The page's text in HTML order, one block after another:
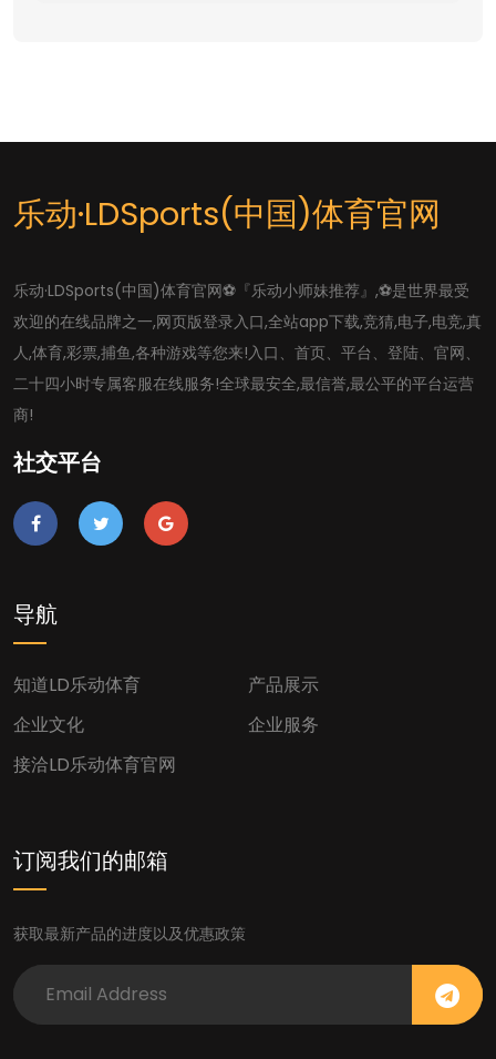
乐动·LDSports(中国)体育官网
乐动·LDSports(中国)体育官网⚽️『乐动小师妹推荐』,⚽️是世界最受
欢迎的在线品牌之一,网页版登录入口,全站app下载,竞猜,电子,电竞,真
人,体育,彩票,捕鱼,各种游戏等您来!入口、首页、平台、登陆、官网、
二十四小时专属客服在线服务!全球最安全,最信誉,最公平的平台运营
商!
社交平台
导航
知道LD乐动体育
产品展示
企业文化
企业服务
接洽LD乐动体育官网
订阅我们的邮箱
获取最新产品的进度以及优惠政策